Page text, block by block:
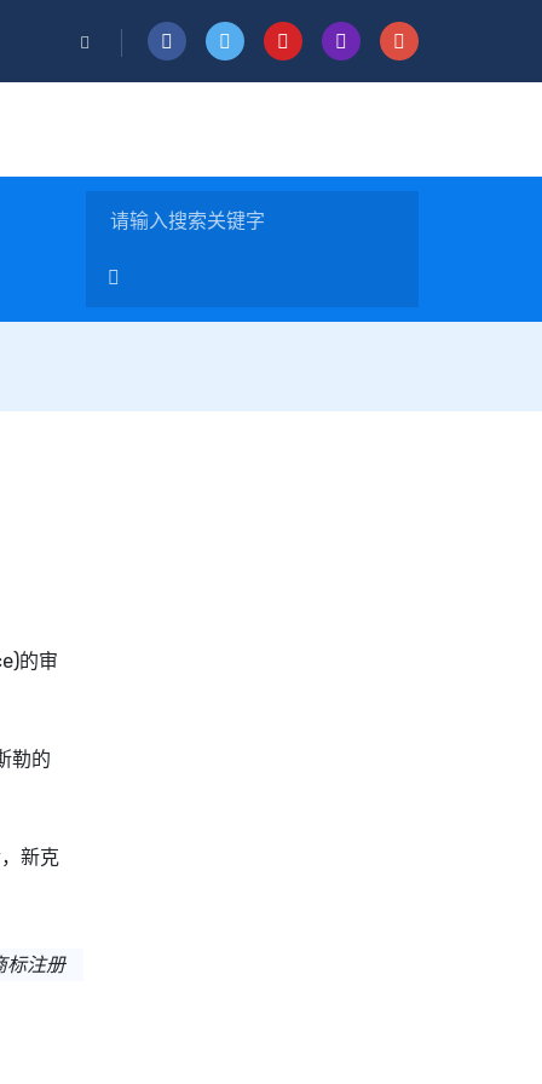
的审
勒的
新克
标注册